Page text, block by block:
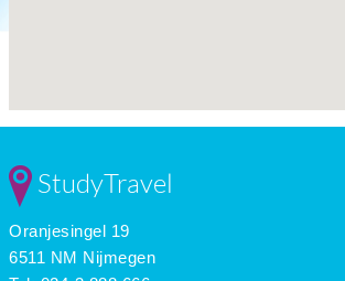
StudyTravel
Oranjesingel 19
6511 NM Nijmegen